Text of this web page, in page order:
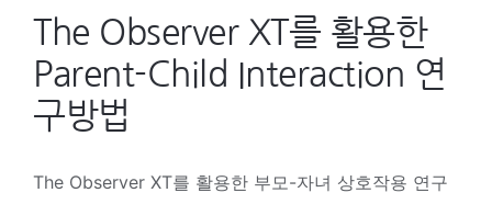
The Observer XT를 활용한
Parent-Child Interaction 연
구방법
The Observer XT를 활용한 부모-자녀 상호작용 연구